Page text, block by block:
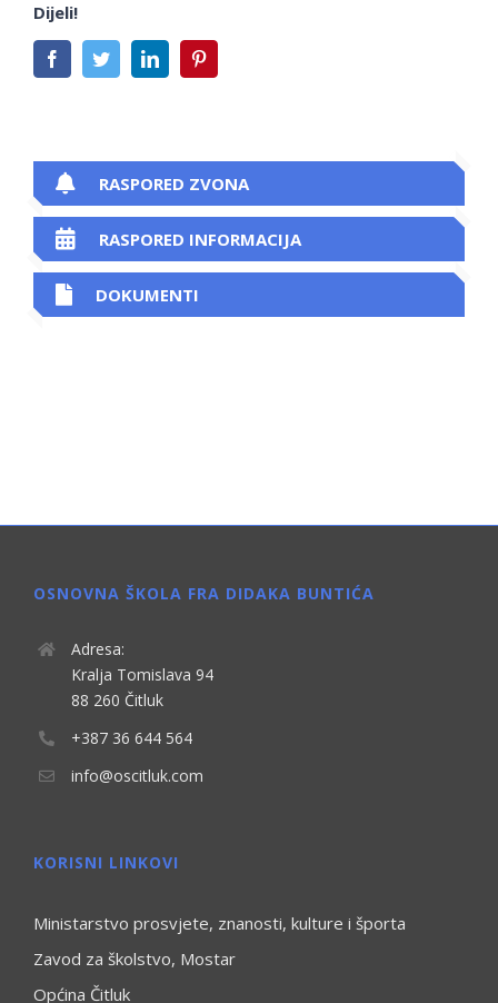
Dijeli!
FacebookTwitterLinkedIn
RASPORED ZVONA
RASPORED INFORMACIJA
DOKUMENTI
OSNOVNA ŠKOLA FRA DIDAKA BUNTIĆA
Adresa:
Kralja Tomislava 94
88 260 Čitluk
+387 36 644 564
info@oscitluk.com
KORISNI LINKOVI
Ministarstvo prosvjete, znanosti, kulture i športa
Zavod za školstvo, Mostar
Općina Čitluk